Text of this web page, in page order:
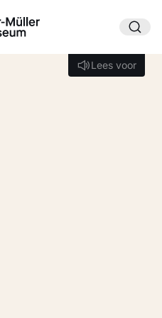
Lees voor
Lees voor